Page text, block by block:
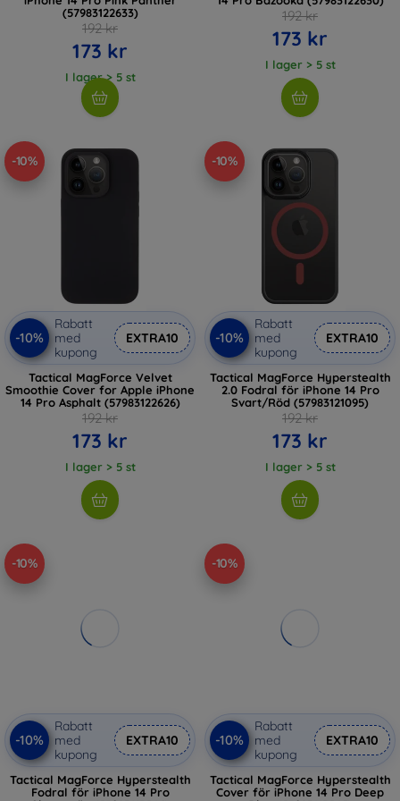
(57983122633)
192 kr
173 kr
I lager > 5 st
192 kr
173 kr
I lager > 5 st
-10%
-10%
Rabatt
med
kupong
EXTRA10
Tactical MagForce Velvet
Smoothie Cover for Apple iPhone
14 Pro Asphalt (57983122626)
192 kr
173 kr
I lager > 5 st
-10%
-10%
Rabatt
med
kupong
EXTRA10
Tactical MagForce Hyperstealth
2.0 Fodral för iPhone 14 Pro
Svart/Röd (57983121095)
192 kr
173 kr
I lager > 5 st
-10%
-10%
Rabatt
med
kupong
EXTRA10
Tactical MagForce Hyperstealth
Fodral för iPhone 14 Pro
-10%
-10%
Rabatt
med
kupong
EXTRA10
Tactical MagForce Hyperstealth
Cover för iPhone 14 Pro Deep